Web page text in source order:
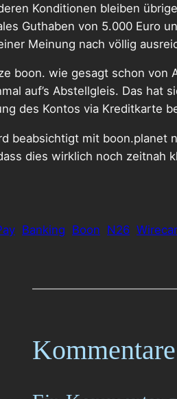
Konditionen bleiben
Guthaben von 5.000 Euro
Meinung nach völlig
boon. wie gesagt schon von
auf’s Abstellgleis. Das hat
des Kontos via Kreditkarte
beabsichtigt mit boon.planet
dies wirklich noch zeitnah
Banking Boon N26
Kommentare